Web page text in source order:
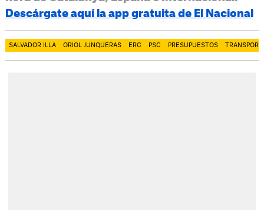
Descárgate aquí la app gratuita de El Nacional
SALVADOR ILLA ORIOL JUNQUERAS ERC PSC PRESUPUESTOS